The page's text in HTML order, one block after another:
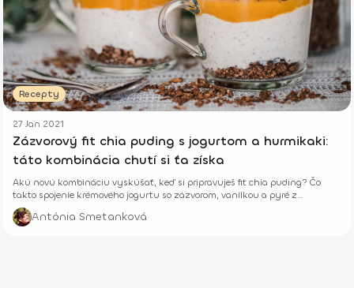
Recepty
27 Jan 2021
Zázvorový fit chia puding s jogurtom a hurmikaki:
táto kombinácia chutí si ťa získa
Akú novú kombináciu vyskúšať, keď si pripravuješ fit chia puding? Čo
takto spojenie krémového jogurtu so zázvorom, vanilkou a pyré z
hurmikaki?
Antónia Smetanková